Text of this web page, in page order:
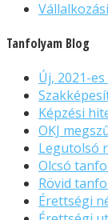
Tanfolyam Blog
Új, 2021-
Képzési
OKJ
Legutolsó
Olcsó
Rövid
Érettségi